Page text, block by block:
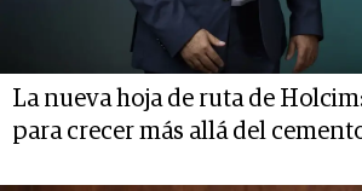
La nueva hoja de ruta de
para crecer más allá del